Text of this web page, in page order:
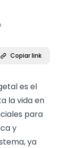
Copiar link
es el
la vida en
para
y
ya